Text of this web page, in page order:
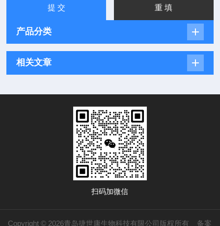
产品分类
相关文章
扫码加微信
Copyright © 2026青岛捷世康生物科技有限公司版权所有 备案